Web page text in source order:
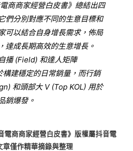
電商商家經營白皮書》總結出四
們分別對應不同的生意目標和
可以結合自身增長需求，佈局
達成長期高效的生意增長。
播 (Field) 和達人矩陣
建穩定的日常銷量，而行銷
和頭部大 V (Top KOL) 用於
銷爆發。
商商家經營白皮書》版權屬抖音電
章僅作精華摘錄與整理